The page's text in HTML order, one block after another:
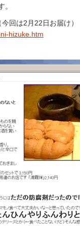
回は2月22日お届け）
hizuke.htm